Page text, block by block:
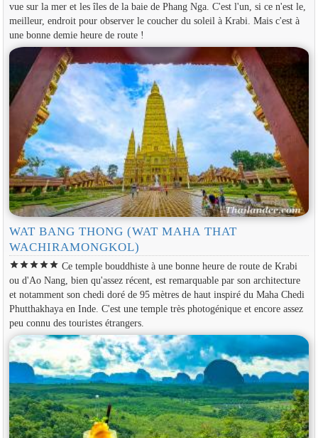
vue sur la mer et les îles de la baie de Phang Nga. C'est l'un, si ce n'est le,
meilleur, endroit pour observer le coucher du soleil à Krabi. Mais c'est à
une bonne demie heure de route !
WAT BANG THONG (WAT MAHA THAT
WACHIRAMONGKOL)
starstarstarstarstar Ce temple bouddhiste à une bonne heure de route de Krabi
ou d'Ao Nang, bien qu'assez récent, est remarquable par son architecture
et notamment son chedi doré de 95 mètres de haut inspiré du Maha Chedi
Phutthakhaya en Inde. C'est une temple très photogénique et encore assez
peu connu des touristes étrangers.